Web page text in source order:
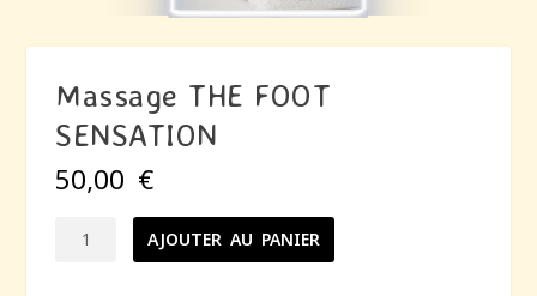
Massage THE FOOT
SENSATION
50,00 €
AJOUTER AU PANIER